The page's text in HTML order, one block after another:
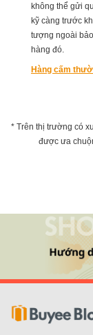
không thể gửi
kỹ càng trước
tượng ngoài
hàng đó.
Hàng cấm
* Trên thị trường có
được ưa